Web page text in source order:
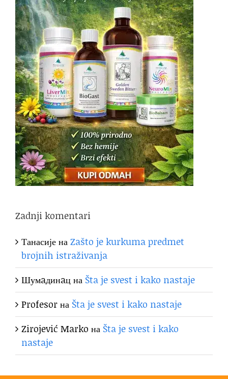
Zadnji komentari
ТанасијенаZašto je kurkuma predmet
brojnih istraživanja
Шумaдинaцна Šta je svest i kako nastaje
Profesorна Šta je svest i kako nastaje
Zirojević Marko на Šta je svest i kako
nastaje